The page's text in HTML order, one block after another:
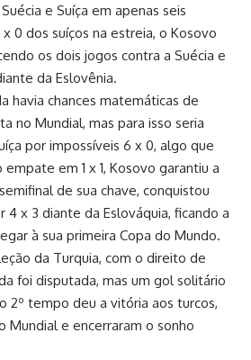
e Suíça em apenas seis
0 dos suíços na estreia, o Kosovo
os dois jogos contra a Suécia e
da Eslovênia.
havia chances matemáticas de
no Mundial, mas para isso seria
por impossíveis 6 x 0, algo que
em 1 x 1, Kosovo garantiu a
de sua chave, conquistou
4 x 3 diante da Eslováquia, ficando a
à sua primeira Copa do Mundo.
da Turquia, com o direito de
foi disputada, mas um gol solitário
2º tempo deu a vitória aos turcos,
Mundial e encerraram o sonho